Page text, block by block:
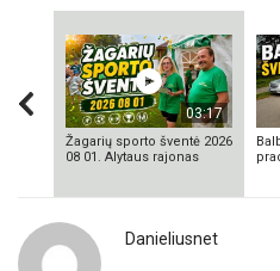
03:17
Žagarių sporto šventė 2026
08 01. Alytaus rajonas
Danieliusnet